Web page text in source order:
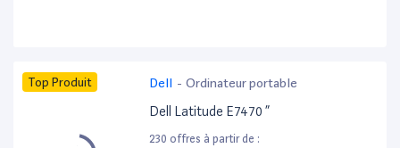
Top Produit Dell - Ordinateur portable
Dell Latitude E7470 ”
230 offres à partir de :